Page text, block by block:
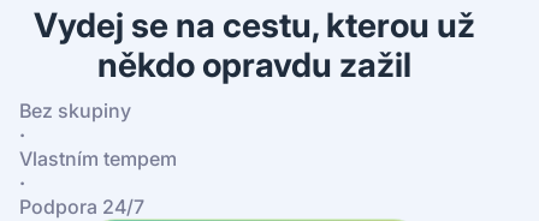
Vydej se na cestu, kterou už
někdo opravdu zažil
Bez skupiny
·
Vlastním tempem
·
Podpora 24/7